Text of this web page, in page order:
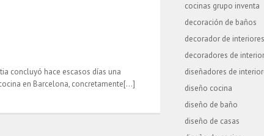
concluyó hace escasos días una
en Barcelona, concretamente[…]
cocinas grupo inventa
decoración de baños
decorador de interiores
decoradores de
diseñadores de
diseño cocina
diseño de baño
diseño de casas